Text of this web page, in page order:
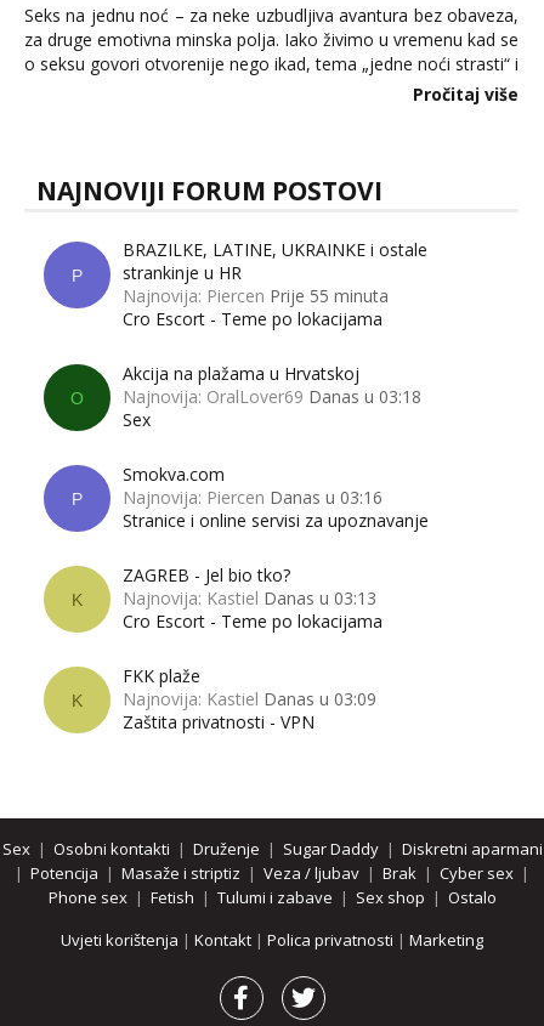
Seks na jednu noć – za neke uzbudljiva avantura bez obaveza,
za druge emotivna minska polja. Iako živimo u vremenu kad se
o seksu govori otvorenije nego ikad, tema „jedne noći strasti“ i
dalje izaziva burne rasprave. Što zapravo misle žene, a što
Pročitaj više
NAJNOVIJI FORUM POSTOVI
P
BRAZILKE, LATINE, UKRAINKE i ostale
strankinje u HR
Najnovija: Piercen Prije 55 minuta
Cro Escort - Teme po lokacijama
O
Akcija na plažama u Hrvatskoj
Najnovija: OralLover69 Danas u 03:18
Sex
P
Smokva.com
Najnovija: Piercen Danas u 03:16
Stranice i online servisi za upoznavanje
K
ZAGREB - Jel bio tko?
Najnovija: Kastiel Danas u 03:13
Cro Escort - Teme po lokacijama
K
FKK plaže
Najnovija: Kastiel Danas u 03:09
Zaštita privatnosti - VPN
Sex| Osobni kontakti | Druženje | Sugar Daddy| Diskretni aparmani
| Potencija | Masaže i striptiz | Veza / ljubav | Brak | Cyber sex |
Phone sex| Fetish | Tulumi i zabave | Sex shop | Ostalo
Uvjeti korištenja | Kontakt | Polica privatnosti | Marketing